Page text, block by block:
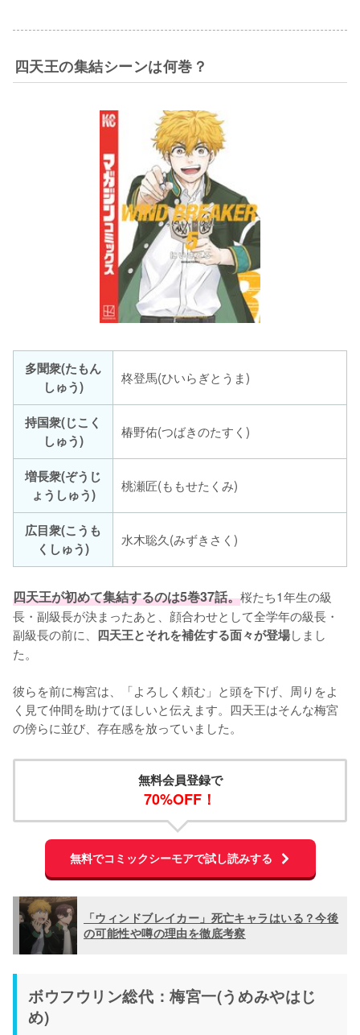
四天王の集結シーンは何巻？
多聞衆(たもん
しゅう)
柊登馬(ひいらぎとうま)
持国衆(じこく
しゅう)
椿野佑(つばきのたすく)
増長衆(ぞうじ
ょうしゅう)
桃瀬匠(ももせたくみ)
広目衆(こうも
くしゅう)
水木聡久(みずきさく)
四天王が初めて集結するのは5巻37話。桜たち1年生の級
長・副級長が決まったあと、顔合わせとして全学年の級長・
副級長の前に、 四天王とそれを補佐する面々が登場しまし
た。
彼らを前に梅宮は、「よろしく頼む」と頭を下げ、周りをよ
く見て仲間を助けてほしいと伝えます。四天王はそんな梅宮
の傍らに並び、存在感を放っていました。
無料会員登録で
70%OFF！
無料でコミックシーモアで試し読みする
「ウィンドブレイカー」死亡キャラはいる？今後
の可能性や噂の理由を徹底考察
ボウフウリン総代：梅宮一(うめみやはじ
め)